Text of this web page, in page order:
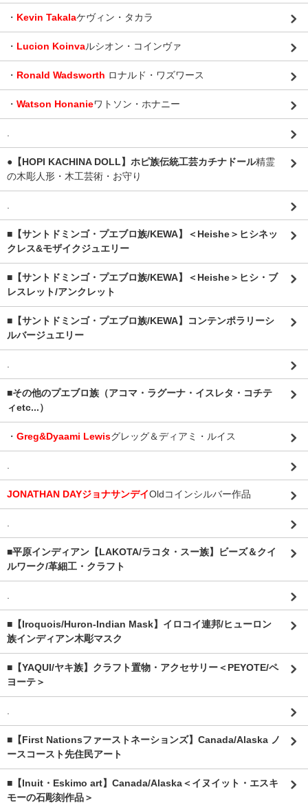
・ Kevin Takalaケヴィン・タカラ
・ Lucion Koinvaルシオン・コインヴァ
・ Ronald Wadsworth ロナルド・ワズワース
・ Watson Honanieワトソン・ホナニー
●【HOPI KACHINA DOLL】ホピ族伝統工芸カチナドール精霊
の木彫人形・木工芸術・お守り
■【サントドミンゴ・プエブロ族/KEWA】＜Heishe＞ヒシネッ
クレス&モザイクジュエリー
■【サントドミンゴ・プエブロ族/KEWA】＜Heishe＞ヒシ・ブ
レスレット/アンクレット
■【サントドミンゴ・プエブロ族/KEWA】コンテンポラリーシ
ルバージュエリー
■その他のプエブロ族（アコマ・ラグーナ・イスレタ・コチテ
ィetc...）
・ Greg&Dyaami Lewisグレッグ＆ディアミ・ルイス
JONATHAN DAYジョナサンデイOldコインシルバー作品
■平原インディアン【LAKOTA/ラコタ・スー族】ビーズ＆クイ
ルワーク/革細工・クラフト
■【Iroquois/Huron-Indian Mask】イロコイ連邦/ヒューロン
族インディアン木彫マスク
■【YAQUI/ヤキ族】クラフト置物・アクセサリー＜PEYOTE/ペ
ヨーテ＞
■【First Nationsファーストネーションズ】Canada/Alaska ノ
ースコースト先住民アート
■【Inuit・Eskimo art】Canada/Alaska＜イヌイット・エスキ
モーの石彫刻作品＞